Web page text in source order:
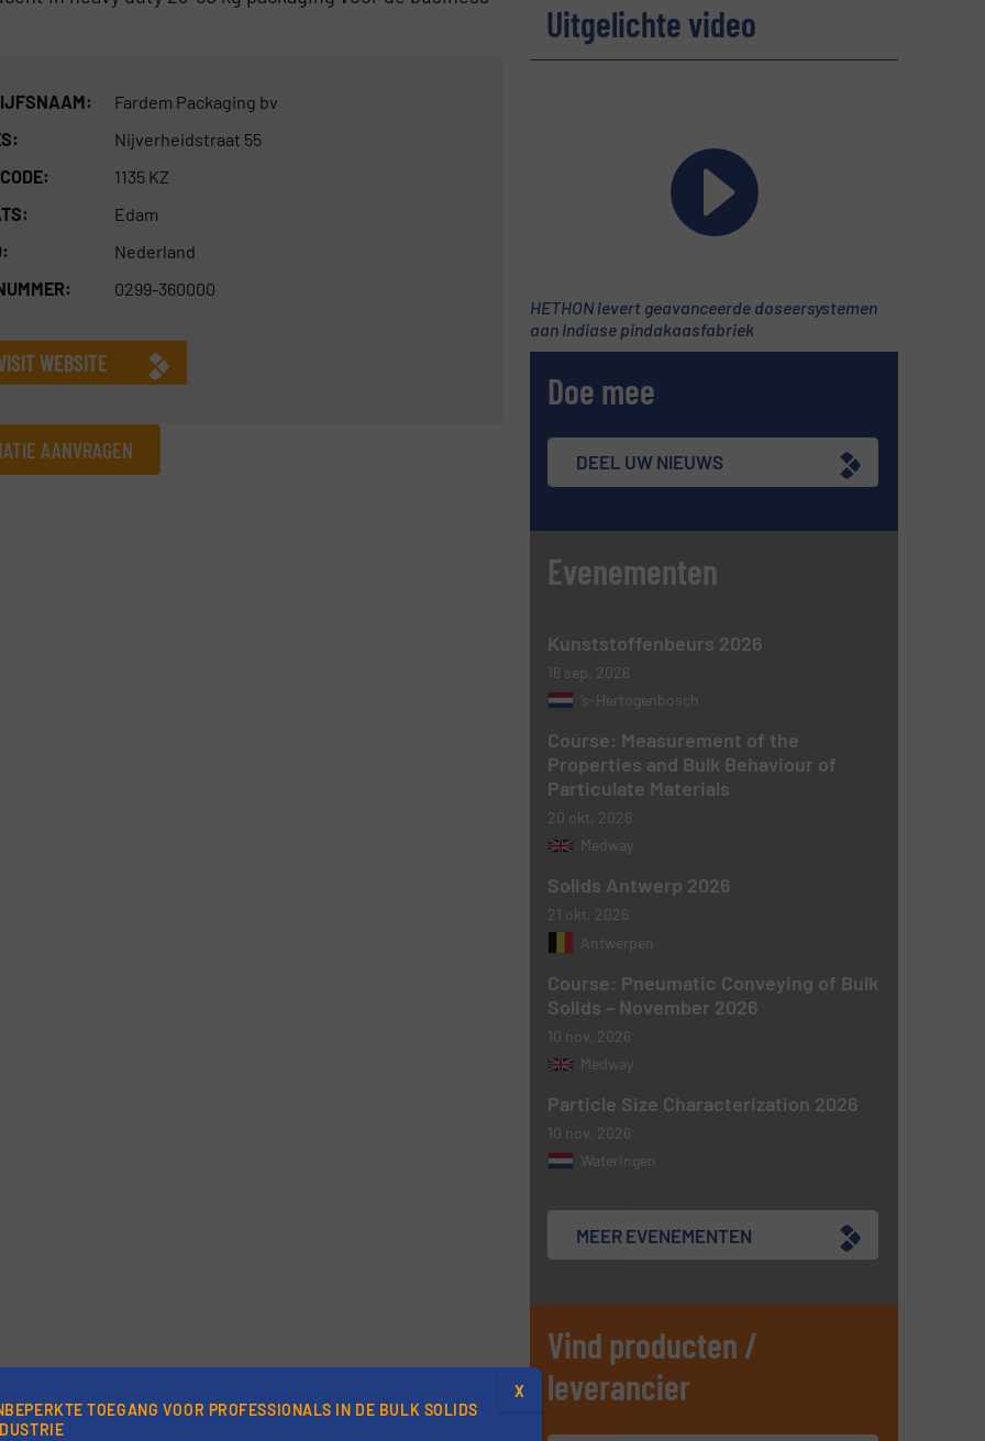
Fardem Packaging bv
Nijverheidstraat 55
1135 KZ
Edam
Nederland
0299-360000
WEBSITE
AANVRAGEN
Uitgelichte video
HETHON levert geavanceerde doseersystemen
aan Indiase pindakaasfabriek
Doe mee
DEEL UW NIEUWS
Evenementen
Kunststoffenbeurs 2026
16 sep, 2026
’s-Hertogenbosch
Course: Measurement of the
Properties and Bulk Behaviour of
Particulate Materials
20 okt, 2026
Medway
Solids Antwerp 2026
21 okt, 2026
Antwerpen
Course: Pneumatic Conveying of Bulk
Solids – November 2026
10 nov, 2026
Medway
Particle Size Characterization 2026
10 nov, 2026
Wateringen
MEER EVENEMENTEN
Vind producten /
leverancier
TOEGANG VOOR PROFESSIONALS IN DE BULK SOLIDS
X